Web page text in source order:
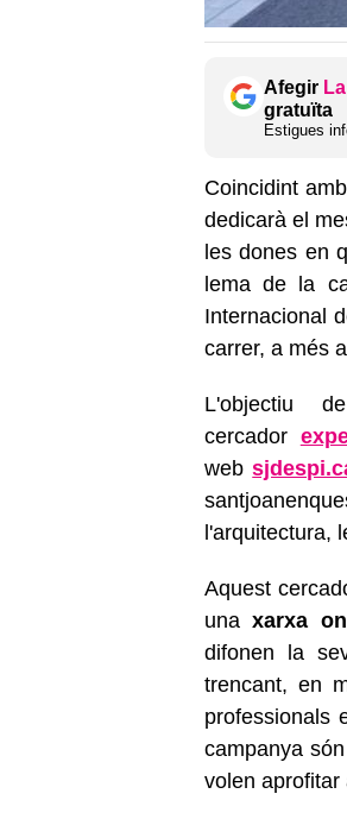
Afegir
gratuïta
Estigues
Coincidint
dedicarà el
les dones en
lema de la
Internacional
carrer, a més
L'objectiu
cercador
web
l'arquitectura,
Aquest
unaxarxa
difonen la
trencant, en
professionals
campanya
volen aprofitar